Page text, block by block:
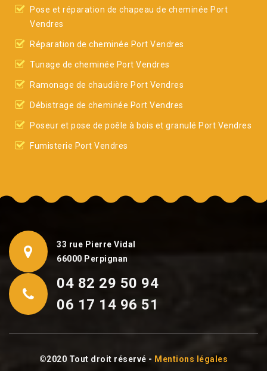
Pose et réparation de chapeau de cheminée Port
Vendres
Réparation de cheminée Port Vendres
Tunage de cheminée Port Vendres
Ramonage de chaudière Port Vendres
Débistrage de cheminée Port Vendres
Poseur et pose de poêle à bois et granulé Port Vendres
Fumisterie Port Vendres
33 rue Pierre Vidal
66000 Perpignan
04 82 29 50 94
06 17 14 96 51
©2020 Tout droit réservé - Mentions légales